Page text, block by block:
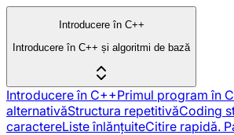
Introducere în C++
Introducere în C++ și algoritmi de bază
Introducere în C++Primul program în
alternativăStructura repetitivăCoding
caractereListe înlănțuiteCitire rapidă.